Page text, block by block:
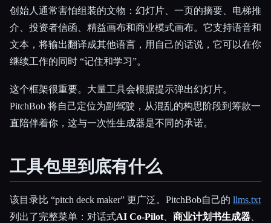
创始人通常害怕组装的文物：幻灯片、一页的摘要、电梯推
介、投资者信函、精益画布和商业模式画布。它支持语音和
文本，将输出翻译成其他语言，用自己的话说，它可以在你
继续工作的同时 “记住和学习”。
这个框架很重要。大量工具会根据提示弹出幻灯片。
PitchBob 将自己定位为副驾驶，从混乱的构思阶段到筹款一
直陪伴着你，这与一次性生成器是不同的承诺。
工具包里到底有什么
该目录比 “pitch deck maker” 更广泛。PitchBob自己的 llms.txt
列出了完整菜单：对话式AI Co-Pilot 商业计划书生成器